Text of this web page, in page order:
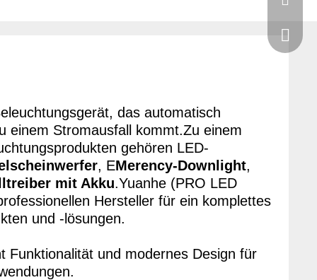
das automatisch
einem Stromausfall kommt.Zu einem
gehören LED-
, EMerency-Downlight,
mit Akku.Yuanhe (PRO LED
Hersteller für ein komplettes
und -lösungen.
Funktionalität und modernes Design für